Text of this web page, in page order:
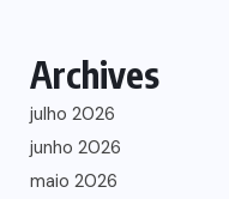
Archives
julho 2026
junho 2026
maio 2026